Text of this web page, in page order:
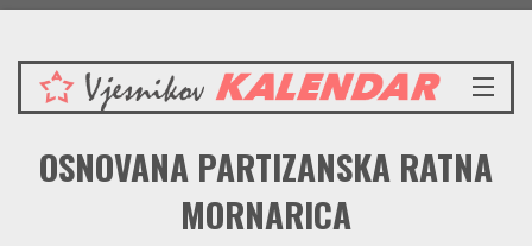
Petak 7.8.2026.
VIJESTI
REDAKCIJSKI KOMENTAR
VJESNIKOV KALENDAR
OSNOVANA PARTIZANSKA RATNA
MORNARICA